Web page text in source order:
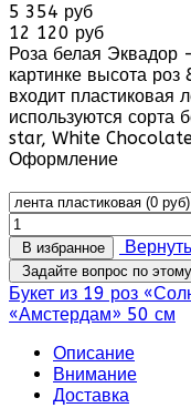
5 354 руб
12 120 руб
Роза белая
картинке высота
входит пластиковая
используются
star, White
Оформление
В избранное
Задайте вопрос по
Букет из 19 роз
«Амстердам» 50 см
Описание
Внимание
Доставка